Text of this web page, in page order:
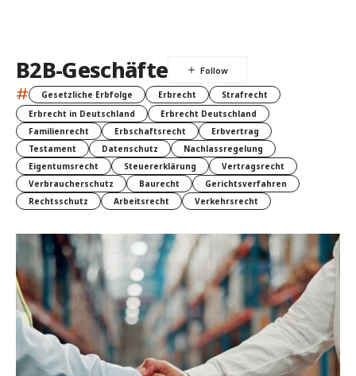
B2B-Geschäfte
# Gesetzliche Erbfolge Erbrecht
Strafrecht
Erbrecht in Deutschland
Erbrecht Deutschland
Familienrecht
Erbschaftsrecht
Erbvertrag
Testament
Datenschutz
Nachlassregelung
Eigentumsrecht
Steuererklärung
Vertragsrecht
Verbraucherschutz
Baurecht
Gerichtsverfahren
Rechtsschutz
Arbeitsrecht Verkehrsrecht